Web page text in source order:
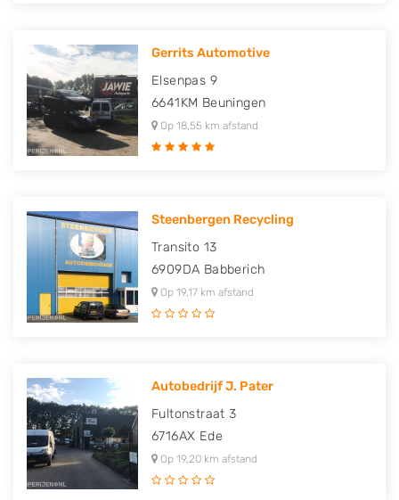
Gerrits Automotive
Elsenpas 9
6641KM Beuningen
Op 18,55 km afstand
Steenbergen Recycling
Transito 13
6909DA Babberich
Op 19,17 km afstand
Autobedrijf J. Pater
Fultonstraat 3
6716AX Ede
Op 19,20 km afstand